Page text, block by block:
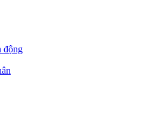
động